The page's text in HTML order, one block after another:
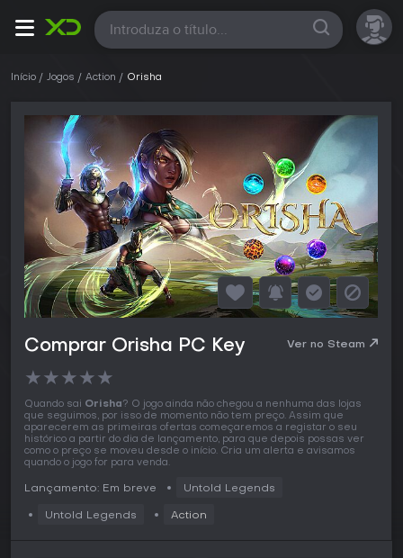
Todas
Início Jogos Action Orisha
Comprar Orisha PC Key Ver no Steam
★★★★★
Quando sai Orisha? O jogo ainda não chegou a nenhuma das lojas
que seguimos, por isso de momento não tem preço. Assim que
aparecerem as primeiras ofertas começaremos a registar o seu
histórico a partir do dia de lançamento, para que depois possas ver
como o preço se moveu desde o início. Cria um alerta e avisamos
quando o jogo for para venda.
Lançamento: Em breve Untold Legends
Untold Legends Action